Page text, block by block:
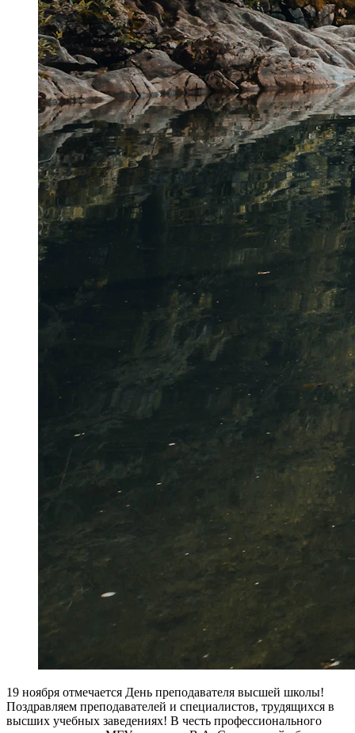
19 ноября отмечается День преподавателя высшей школы!
Поздравляем преподавателей и специалистов, трудящихся в
высших учебных заведениях! В честь профессионального